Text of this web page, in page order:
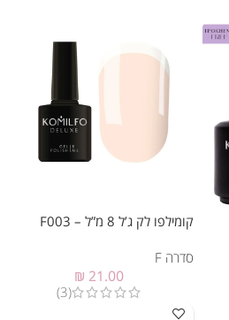
קומילפו לק ג’ל 8 מ”ל – F003
סדרה F
₪ 21.00
(3)